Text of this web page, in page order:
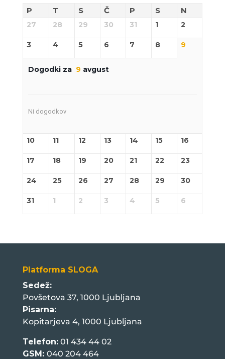
P T S Č P S N
27 28 29 30 31 1 2
3 4 5 6 7 8 9
Dogodki za 9 avgust
Ni dogodkov
10 11 12 13 14 15 16
17 18 19 20 21 22 23
24 25 26 27 28 29 30
31 1 2 3 4 5 6
Platforma SLOGA
Sedež:
Povšetova 37, 1000 Ljubljana
Pisarna:
Kopitarjeva 4, 1000 Ljubljana
Telefon:01 434 44 02
GSM: 040 204 464